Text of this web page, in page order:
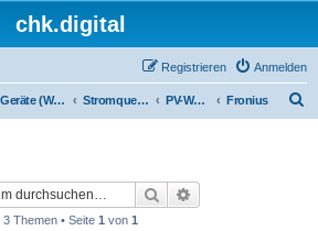
chk.digital
Anmelden
Registrieren
Geräte (Wallboxen, Stromquellen, Autos) Stromquellen (PV, Speichersysteme, Smartmeter, Leseköpfe, ...) PV-Wechselrichter (ggf. mit angeschlossenem Speicher) Fronius
Suche
3 Themen • Seite 1 von 1